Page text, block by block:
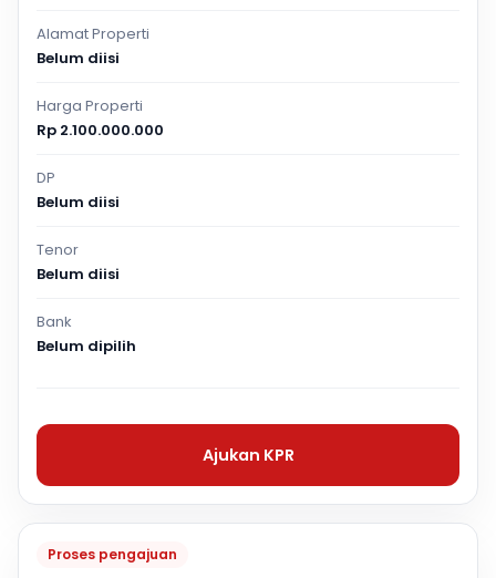
Proses pengajuan
Alamat Properti
Belum diisi
Harga Properti
Rp 2.100.000.000
DP
Belum diisi
Tenor
Belum diisi
Bank
Belum dipilih
Ajukan KPR